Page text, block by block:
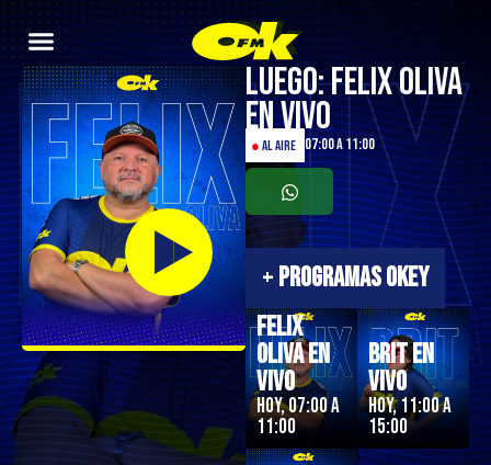
Luego: Felix Oliva
en Vivo
●AL AIRE 07:00 a 11:00
+PROGRAMAS OKEY
Felix
Oliva en
Vivo
Hoy, 07:00 a
11:00
Brit en
Vivo
Hoy, 11:00 a
15:00